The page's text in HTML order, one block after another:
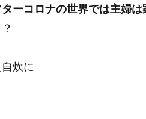
ーコロナの世界では主婦
炊に